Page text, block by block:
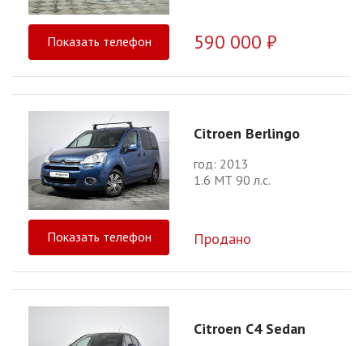
Показать телефон 590 000 ₽
Citroen Berlingo
год: 2013
1.6 МТ 90 л.с.
Показать телефон Продано
Citroen C4 Sedan